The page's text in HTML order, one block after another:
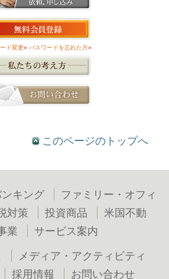
ド変更» パスワードを忘れた方»
このページのトップへ
キング
ファミリー・オフィ
対策 投資商品
米国不動
業
サービス案内
メディア・アクティビティ
採用情報 お問い合わせ